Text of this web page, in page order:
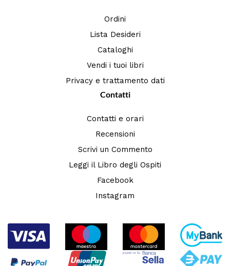
Ordini
Lista Desideri
Cataloghi
Vendi i tuoi libri
Privacy e trattamento dati
Contatti
Contatti e orari
Recensioni
Scrivi un Commento
Leggi il Libro degli Ospiti
Facebook
Instagram